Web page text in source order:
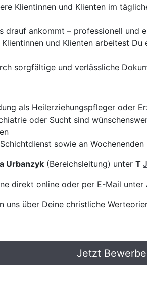
Klientinnen und Klienten im
drauf ankommt – professionell und
Klientinnen und Klienten arbeitest
sorgfältige und verlässliche
als Heilerziehungspfleger oder
oder Sucht sind
sowie an Wochenenden
Urbanzyk (Bereichsleitung) unter T
direkt online oder per E-Mail unter
uns über Deine christliche
Jetzt